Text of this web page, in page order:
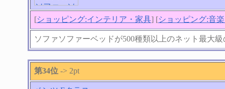
[ショッピング:インテリア・家具] [ショッピング:音
ソファソファーベッドが500種類以上のネット最大
第34位 -> 2pt